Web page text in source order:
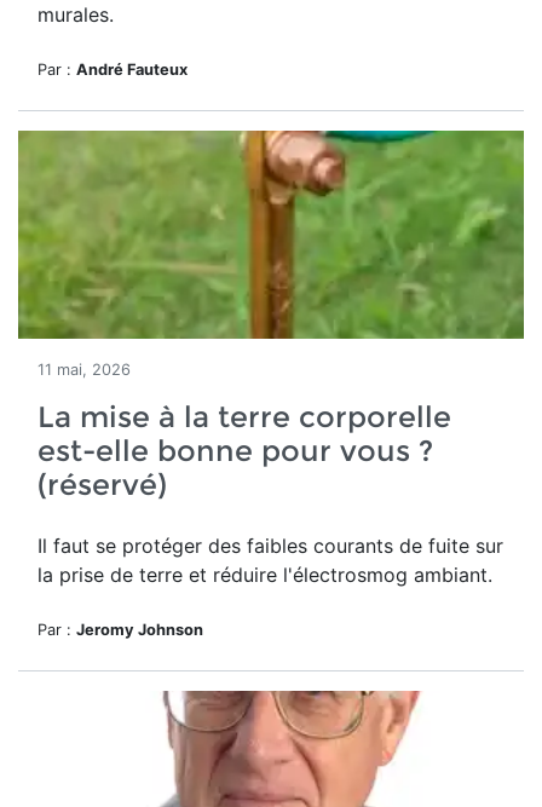
murales.
Par : André Fauteux
11 mai, 2026
La mise à la terre corporelle
est-elle bonne pour vous ?
(réservé)
Il faut se protéger des faibles courants de fuite sur
la prise de terre et réduire l'électrosmog ambiant.
Par : Jeromy Johnson